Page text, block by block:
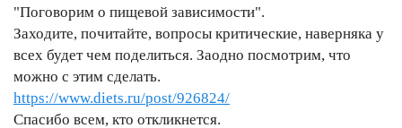
"Поговорим о пищевой зависимости".
Заходите, почитайте, вопросы критические, наверняка у
всех будет чем поделиться. Заодно посмотрим, что
можно с этим сделать.
https://www.diets.ru/post/926824/
Спасибо всем, кто откликнется.